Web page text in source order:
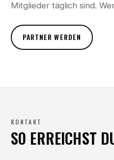
Mitglieder täglich sind.
PARTNER WERDEN
KONTAKT
SO ERREICHST